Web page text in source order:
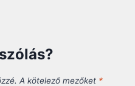
A kötelező mezőket *